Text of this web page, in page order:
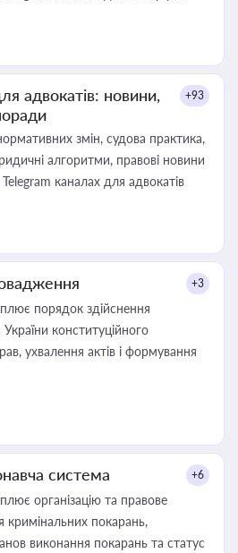
адвокатів: новини,
+93
змін, судова практика,
алгоритми, правові новини
каналах для адвокатів
+3
порядок здійснення
конституційного
ухвалення актів і формування
система +6
організацію та правове
кримінальних покарань,
виконання покарань та статус